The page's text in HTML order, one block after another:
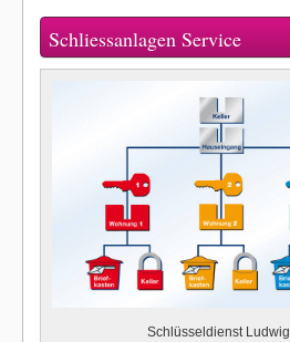
Schliessanlagen Service
Schlüsseldienst Ludwig